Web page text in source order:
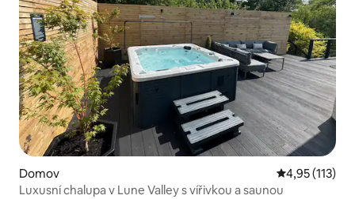
Domov Průměrné
4,95 (113)
Luxusní chalupa v Lune Valley s vířivkou a saunou